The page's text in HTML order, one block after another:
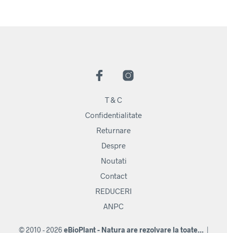
T & C
Confidentialitate
Returnare
Despre
Noutati
Contact
REDUCERI
ANPC
© 2010 - 2026 eBioPlant - Natura are rezolvare la toate... |